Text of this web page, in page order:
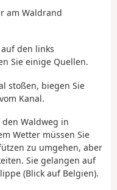
am Waldrand
den links
Sie einige Quellen.
stoßen, biegen Sie
Kanal.
Waldweg in
Wetter müssen Sie
zu umgehen, aber
Sie gelangen auf
(Blick auf Belgien).